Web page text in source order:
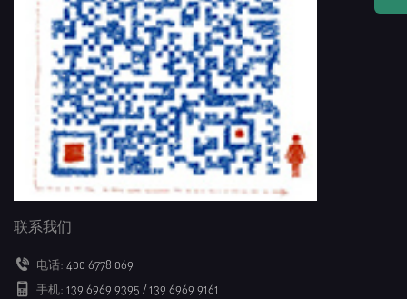
联系我们
电话: 400 6778 069
手机: 139 6969 9395 / 139 6969 9161